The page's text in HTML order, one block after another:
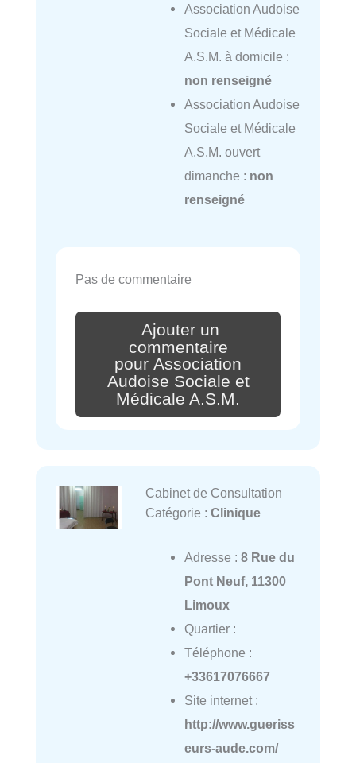
Association Audoise
Sociale et Médicale
A.S.M. à domicile :
non renseigné
Association Audoise
Sociale et Médicale
A.S.M. ouvert
dimanche : non
renseigné
Pas de commentaire
Ajouter un
commentaire
pour Association
Audoise Sociale et
Médicale A.S.M.
Cabinet de Consultation
Catégorie : Clinique
Adresse : 8 Rue du
Pont Neuf, 11300
Limoux
Quartier :
Téléphone :
+33617076667
Site internet :
http://www.gueriss
eurs-aude.com/